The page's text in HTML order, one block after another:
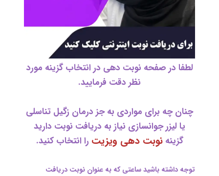
لطفا در صفحه نوبت دهی در انتخاب گزینه مورد
نظر دقت فرمایید.
چنان چه برای مواردی به جز درمان زگیل تناسلی
یا لیزر جوانسازی نیاز به دریافت نوبت دارید
گزینهنوبت دهی ویزیت را انتخاب کنید.
توجه داشته باشید ساعتی که به عنوان نوبت دریافت